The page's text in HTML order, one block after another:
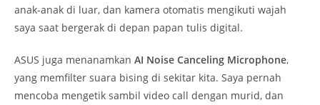
anak-anak di luar, dan kamera otomatis mengikuti wajah
saya saat bergerak di depan papan tulis digital.
ASUS juga menanamkan AI Noise Canceling Microphone,
yang memfilter suara bising di sekitar kita. Saya pernah
mencoba mengetik sambil video call dengan murid, dan